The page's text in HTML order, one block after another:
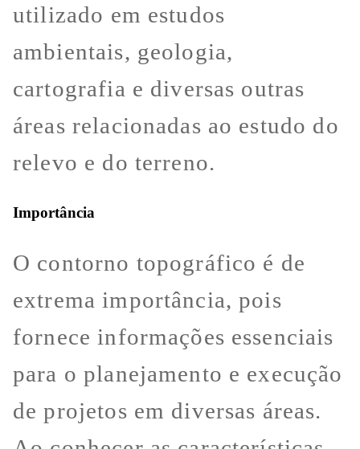
utilizado em estudos
ambientais, geologia,
cartografia e diversas outras
áreas relacionadas ao estudo do
relevo e do terreno.
Importância
O contorno topográfico é de
extrema importância, pois
fornece informações essenciais
para o planejamento e execução
de projetos em diversas áreas.